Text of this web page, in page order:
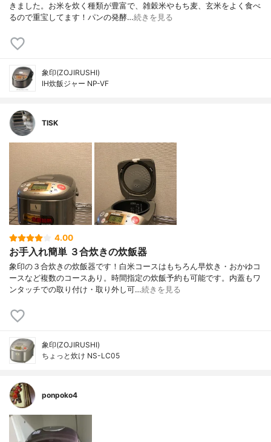
きました。お米を炊く種類が豊富で、雑穀米やもち麦、玄米をよく食べ
るので重宝してます！パンの発酵…続きを見る
象印(ZOJIRUSHI)
IH炊飯ジャー NP-VF
TISK
4.00
お手入れ簡単 ３合炊きの炊飯器
象印の３合炊きの炊飯器です！白米コースはもちろん早炊き・おかゆコ
ースなど複数のコースあり。時間指定の炊飯予約も可能です。内蓋もワ
ンタッチでの取り付け・取り外し可…続きを見る
象印(ZOJIRUSHI)
ちょっと炊け NS-LC05
ponpoko4